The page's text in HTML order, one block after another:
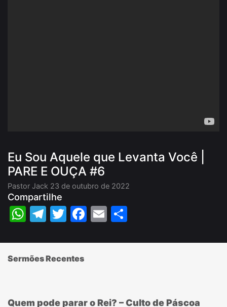
Eu Sou Aquele que Levanta Você |
PARE E OUÇA #6
Pastor Jack 23 de outubro de 2022
Compartilhe
WhatsApp
Telegram
Twitter
Facebook
Email
Sermões Recentes
Quem pode parar o Rei? – Culto de Páscoa